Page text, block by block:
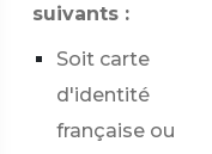
suivants :
Soit carte
d'identité
française ou